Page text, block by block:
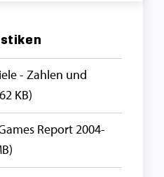
- Zahlen und
KB)
Report 2004-